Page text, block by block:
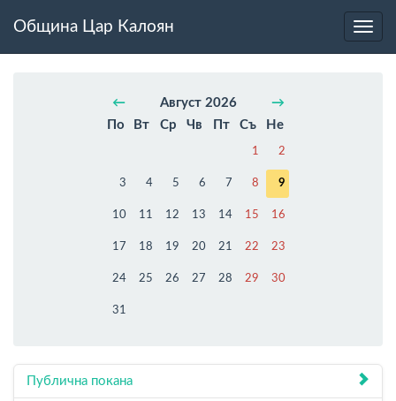
Община Цар Калоян
← Август 2026
→
По
Вт Ср Чв Пт Съ Не
1 2
3 4 5 6 7 8 9
10 11 12 13 14 15 16
17 18 19 20 21 22 23
24 25 26 27 28 29 30
31
Публична покана